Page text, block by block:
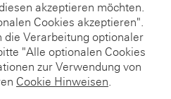
akzeptieren möchten.
Cookies akzeptieren".
die Verarbeitung optionaler
"Alle optionalen Cookies
zur Verwendung von
Cookie Hinweisen.